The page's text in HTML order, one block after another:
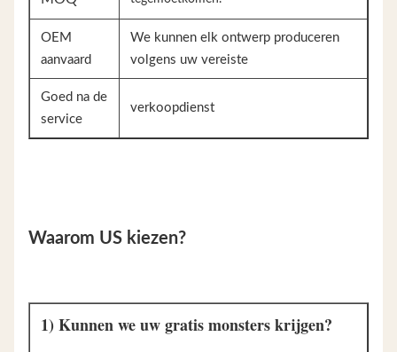
OEM
aanvaard
We kunnen elk ontwerp produceren
volgens uw vereiste
Goed na de
service
verkoopdienst
Waarom US kiezen?
1) Kunnen we uw gratis monsters krijgen?